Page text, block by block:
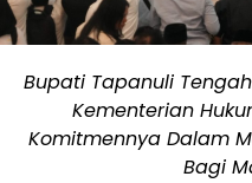
Bupati Tapanuli
Kementerian
Komitmennya Dalam
Bagi